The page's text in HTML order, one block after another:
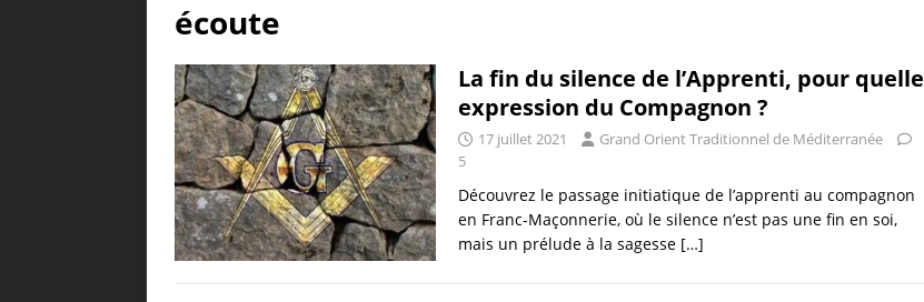
écoute
La fin du silence de l’Apprenti, pour quelle
expression du Compagnon ?
17 juillet 2021
Grand Orient Traditionnel de Méditerranée
5
Découvrez le passage initiatique de l’apprenti au compagnon
en Franc-Maçonnerie, où le silence n’est pas une fin en soi,
mais un prélude à la sagesse […]